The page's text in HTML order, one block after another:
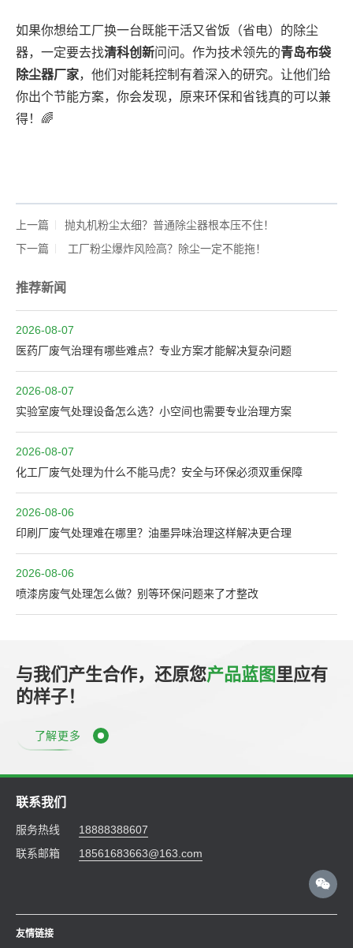
如果你想给工厂换一台既能干活又省饭（省电）的除尘
器，一定要去找清科创新问问。作为技术领先的青岛布袋
除尘器厂家，他们对能耗控制有着深入的研究。让他们给
你出个节能方案，你会发现，原来环保和省钱真的可以兼
得！🌈
上一篇
抛丸机粉尘太细？普通除尘器根本压不住！
下一篇
​ 工厂粉尘爆炸风险高？除尘一定不能拖！
推荐新闻
2026-08-07
医药厂废气治理有哪些难点？专业方案才能解决复杂问题
2026-08-07
实验室废气处理设备怎么选？小空间也需要专业治理方案
2026-08-07
化工厂废气处理为什么不能马虎？安全与环保必须双重保障
2026-08-06
印刷厂废气处理难在哪里？油墨异味治理这样解决更合理
2026-08-06
喷漆房废气处理怎么做？别等环保问题来了才整改
与我们产生合作，还原您产品蓝图里应有
的样子！
了解更多
联系我们
服务热线
18888388607
联系邮箱
18561683663@163.com
友情链接